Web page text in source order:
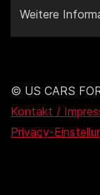
Weitere
© US CARS
Kontakt /
Privacy-